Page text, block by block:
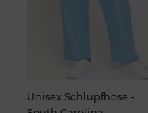
Unisex Schlupfhose -